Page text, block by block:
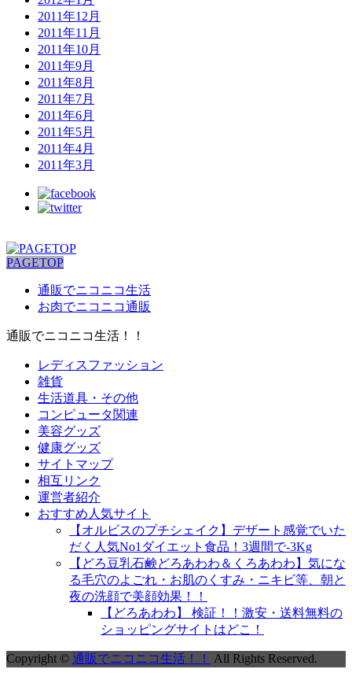
2011年12月
2011年11月
2011年10月
2011年9月
2011年8月
2011年7月
2011年6月
2011年5月
2011年4月
2011年3月
PAGETOP
通販でニコニコ生活
お肉でニコニコ通販
通販でニコニコ生活！！
レディスファッション
雑貨
生活道具・その他
コンピュータ関連
美容グッズ
健康グッズ
サイトマップ
相互リンク
運営者紹介
おすすめ人気サイト
【オルビスのプチシェイク】デザート感覚でいた
だく人気No1ダイエット食品！3週間で-3Kg
【どろ豆乳石鹸どろあわわ＆くろあわわ】気にな
る毛穴のよごれ・お肌のくすみ・ニキビ等、朝と
夜の洗顔で美顔効果！！
【どろあわわ】 検証！！激安・送料無料の
ショッピングサイトはどこ！
Copyright © 通販でニコニコ生活！！ All Rights Reserved.